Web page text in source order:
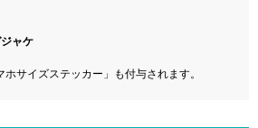
ャケ
サイズステッカー」も付与されます。